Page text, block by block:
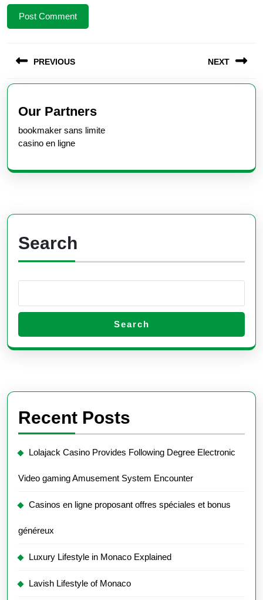
navigation
PREVIOUS
Previous
post:
NEXT
Our Partners
bookmaker sans limite
casino en ligne
Search
Search
Recent Posts
Lolajack Casino Provides Following Degree Electronic
Video gaming Amusement System Encounter
Casinos en ligne proposant offres spéciales et bonus
généreux
Luxury Lifestyle in Monaco Explained
Lavish Lifestyle of Monaco